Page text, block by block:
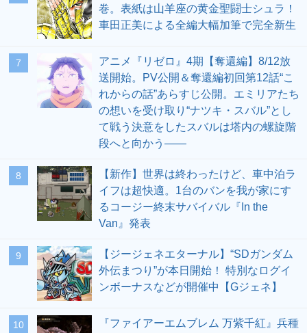
巻。表紙は山羊座の黄金聖闘士シュラ！
車田正美による全編大幅加筆で完全新生
7
アニメ『リゼロ』4期【奪還編】8/12放
送開始。PV公開＆奪還編初回第12話“こ
れからの話”あらすじ公開。エミリアたち
の想いを受け取り“ナツキ・スバル”とし
て戦う決意をしたスバルは塔内の螺旋階
段へと向かう――
8
【新作】世界は終わったけど、車中泊ラ
イフは超快適。1台のバンを我が家にす
るコージー終末サバイバル『In the
Van』発表
9
【ジージェネエターナル】“SDガンダム
外伝まつり”が本日開始！ 特別なログイ
ンボーナスなどが開催中【Gジェネ】
10
『ファイアーエムブレム 万紫千紅』兵種